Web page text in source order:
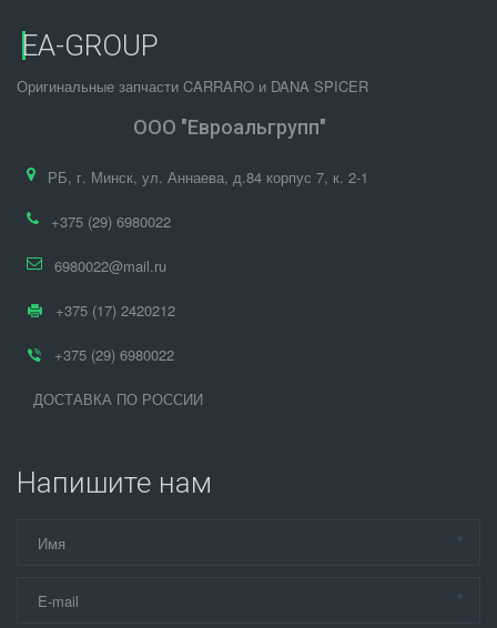
EA-GROUP
Оригинальные запчасти CARRARO и DANA SPICER
ООО "Евроальгрупп"
РБ, г. Минск, ул. Аннаева, д.84 корпус 7, к. 2-1
+375 (29) 6980022
6980022@mail.ru
+375 (17) 2420212
+375 (29) 6980022
ДОСТАВКА ПО РОССИИ
Напишите нам
*
*